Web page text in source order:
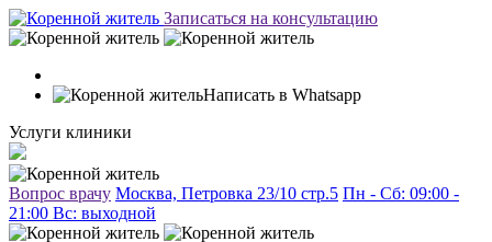
Записаться на консультацию
Написать в Whatsapp
Услуги клиники
Вопрос врачу Москва, Петровка 23/10 стр.5 Пн - Сб: 09:00 -
21:00 Вc: выходной